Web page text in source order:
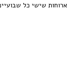
ארוחות שישי כל
אירועים משפחתיים